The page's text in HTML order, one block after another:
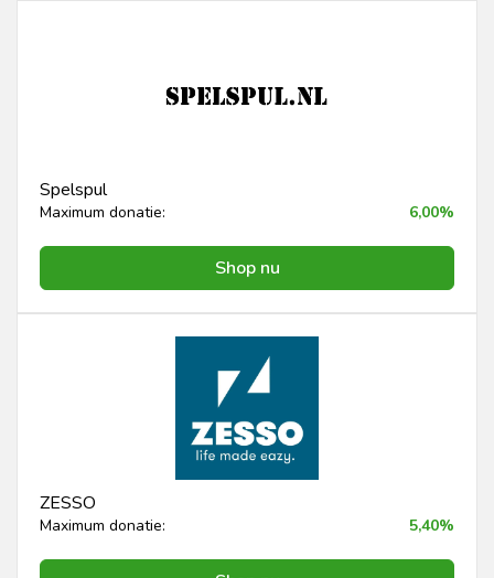
Spelspul
Maximum donatie: 6,00%
Shop nu
ZESSO
Maximum donatie: 5,40%